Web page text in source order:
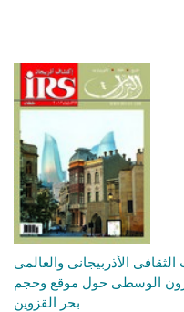
الثقافى الأذربيجانى والعالمى
الوسطى حول موقع وحجم
بحر القزوين